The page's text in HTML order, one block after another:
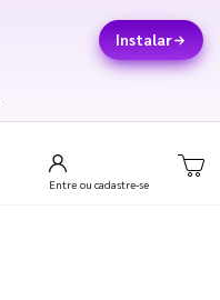
Instalar
Entre ou cadastre-se